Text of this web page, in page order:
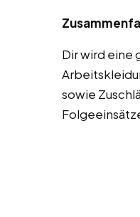
Dir wird eine
sowie